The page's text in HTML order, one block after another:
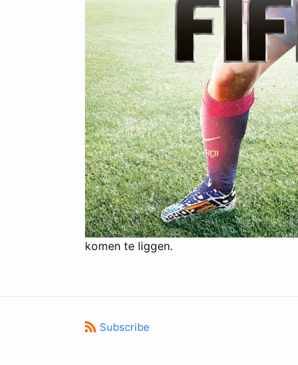
komen te liggen.
Subscribe